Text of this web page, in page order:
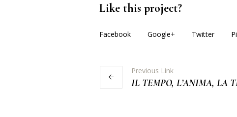
Like this project?
Facebook Google+ Twitter
Previous Link
IL TEMPO, L’ANIMA, LA